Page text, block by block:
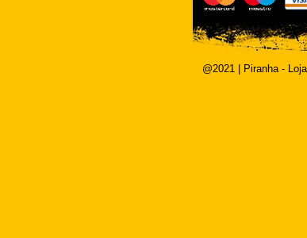
@2021 | Piranha -